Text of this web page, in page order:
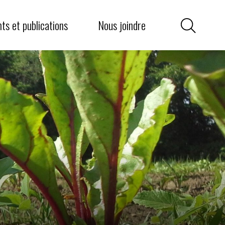
et publications Nous joindre
utiles